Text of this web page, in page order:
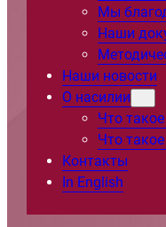
Мы
Наши
Наши новости
О насилии
Что
Что
Контакты
In English